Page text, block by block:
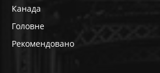
Канада
Головне
Рекомендовано